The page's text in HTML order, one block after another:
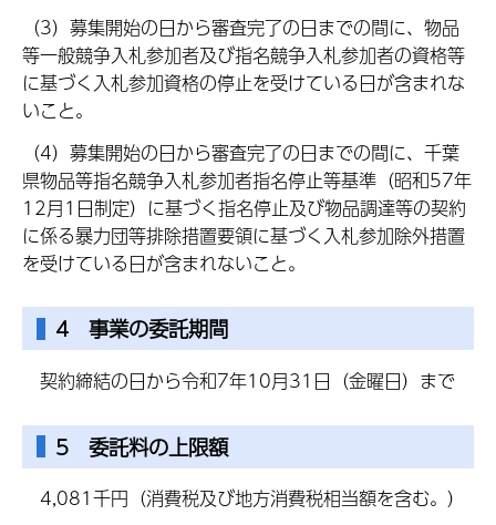
（3）募集開始の日から審査完了の日までの間に、物品
等一般競争入札参加者及び指名競争入札参加者の資格等
に基づく入札参加資格の停止を受けている日が含まれな
いこと。
（4）募集開始の日から審査完了の日までの間に、千葉
県物品等指名競争入札参加者指名停止等基準（昭和57年
12月1日制定）に基づく指名停止及び物品調達等の契約
に係る暴力団等排除措置要領に基づく入札参加除外措置
を受けている日が含まれないこと。
4 事業の委託期間
契約締結の日から令和7年10月31日（金曜日）まで
5 委託料の上限額
4,081千円（消費税及び地方消費税相当額を含む。）